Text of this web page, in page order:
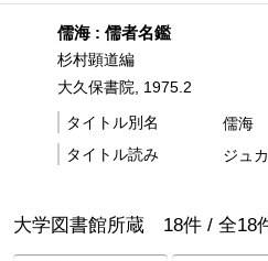
儒海 : 儒者名鑑
杉村顕道編
大久保書院, 1975.2
タイトル別名
儒海
タイトル読み
ジュ
大学図書館所蔵 18件 / 全18